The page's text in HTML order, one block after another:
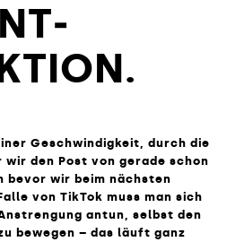
Geschwindigkeit, durch die
wir den Post von gerade schon
bevor wir beim nächsten
von TikTok muss man sich
antun, selbst den
bewegen – das läuft ganz